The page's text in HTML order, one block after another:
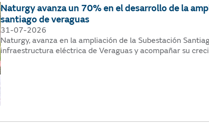
Naturgy avanza un 70% en el desarrollo de la
santiago de veraguas
31-07-2026
Naturgy, avanza en la ampliación de la Subestación
infraestructura eléctrica de Veraguas y acompañar su